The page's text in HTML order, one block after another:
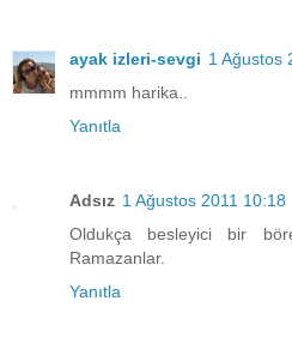
ayak izleri-sevgi 1 Ağustos
mmmm harika..
Yanıtla
Adsız 1 Ağustos 2011 10:18
Oldukça besleyici bir
Ramazanlar.
Yanıtla